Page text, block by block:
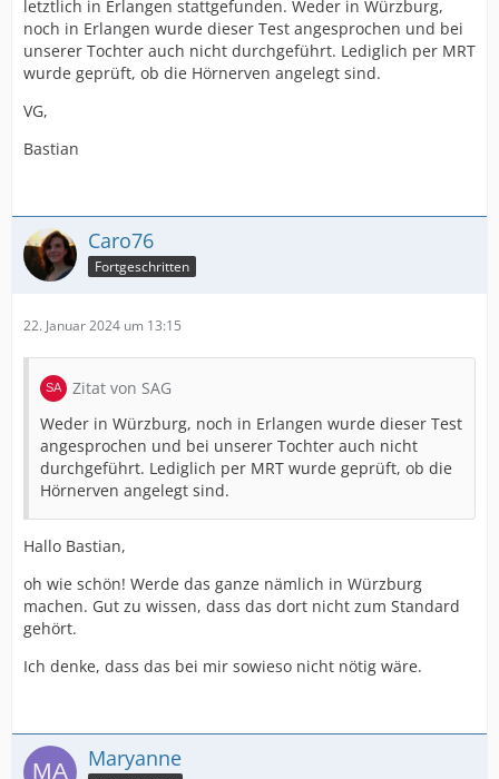
letztlich in Erlangen stattgefunden. Weder in Würzburg,
noch in Erlangen wurde dieser Test angesprochen und bei
unserer Tochter auch nicht durchgeführt. Lediglich per MRT
wurde geprüft, ob die Hörnerven angelegt sind.
VG,
Bastian
Caro76
Fortgeschritten
22. Januar 2024 um 13:15
Zitat von SAG
Weder in Würzburg, noch in Erlangen wurde dieser Test
angesprochen und bei unserer Tochter auch nicht
durchgeführt. Lediglich per MRT wurde geprüft, ob die
Hörnerven angelegt sind.
Hallo Bastian,
oh wie schön! Werde das ganze nämlich in Würzburg
machen. Gut zu wissen, dass das dort nicht zum Standard
gehört.
Ich denke, dass das bei mir sowieso nicht nötig wäre.
Maryanne